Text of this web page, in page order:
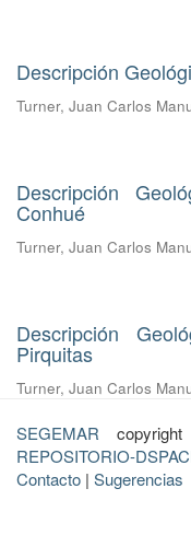
Descripción
Turner, Juan Carlos
Descripción
Conhué
Turner, Juan Carlos
Descripción
Pirquitas
Turner, Juan Carlos
SEGEMAR
REPOSITORIO-
Contacto | Sugerencias